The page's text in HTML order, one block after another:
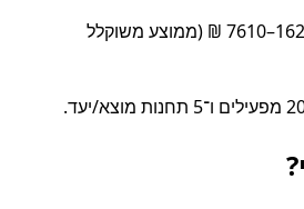
טווחי מחיר כוללים: 162–7610 ₪ (ממוצע משוקלל